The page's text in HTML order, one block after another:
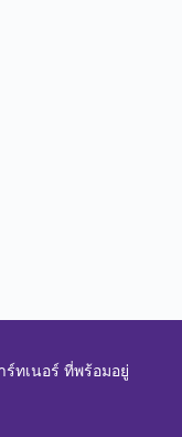
ร์ทเนอร์ ที่พร้อมอยู่